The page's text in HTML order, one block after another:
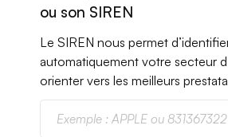
ou son SIREN
Le SIREN nous permet
automatiquement votre secteur
orienter vers les meilleurs